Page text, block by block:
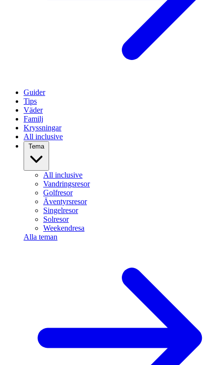
Guider
Tips
Väder
Familj
Kryssningar
All inclusive
Tema
All inclusive
Vandringsresor
Golfresor
Äventyrsresor
Singelresor
Solresor
Weekendresa
Alla teman